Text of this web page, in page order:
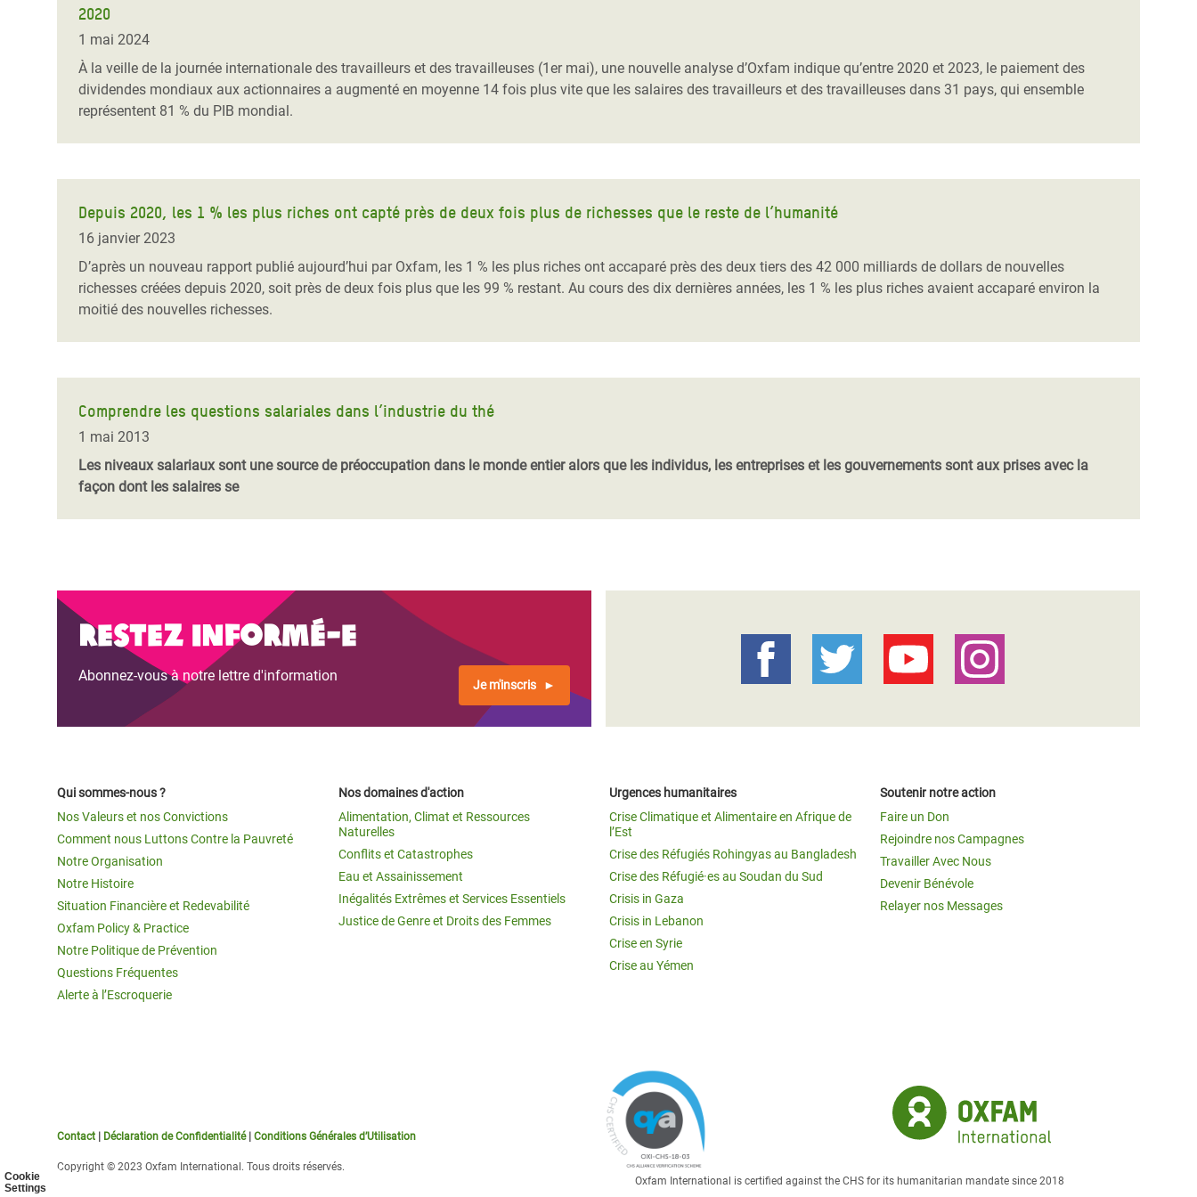
Cookie
Settings
Conflits et Catastrophes
Services Essentiels
Inequality and Rights in a
Digital Age
Gender, Rights, and Justice
l’Est
Crise au Yémen
Crise des Réfugiés Rohingyas
Crise des Réfugié·es au
Soudan du Sud
Crise en Syrie
#MonClimatMonAvenir
Derrière notre Alimentation
Les Violences Faites aux Femmes et aux
Filles, Ça Suffit !
2020
1 mai 2024
À la veille de la journée internationale des travailleurs et des travailleuses (1er mai), une nouvelle analyse d’Oxfam indique qu’entre 2020 et 2023, le paiement des
dividendes mondiaux aux actionnaires a augmenté en moyenne 14 fois plus vite que les salaires des travailleurs et des travailleuses dans 31 pays, qui ensemble
représentent 81 % du PIB mondial.
Depuis 2020, les 1 % les plus riches ont capté près de deux fois plus de richesses que le reste de l’humanité
16 janvier 2023
D’après un nouveau rapport publié aujourd’hui par Oxfam, les 1 % les plus riches ont accaparé près des deux tiers des 42 000 milliards de dollars de nouvelles
richesses créées depuis 2020, soit près de deux fois plus que les 99 % restant. Au cours des dix dernières années, les 1 % les plus riches avaient accaparé environ la
moitié des nouvelles richesses.
Comprendre les questions salariales dans l’industrie du thé
1 mai 2013
Les niveaux salariaux sont une source de préoccupation dans le monde entier alors que les individus, les entreprises et les gouvernements sont aux prises avec la
façon dont les salaires se
Restez informé-e
Abonnez-vous à notre lettre d'information
Je m'inscris
Qui sommes-nous ?
Nos Valeurs et nos Convictions
Comment nous Luttons Contre la Pauvreté
Notre Organisation
Notre Histoire
Situation Financière et Redevabilité
Oxfam Policy & Practice
Notre Politique de Prévention
Questions Fréquentes
Alerte à l’Escroquerie
Nos domaines d'action
Alimentation, Climat et Ressources
Naturelles
Conflits et Catastrophes
Eau et Assainissement
Inégalités Extrêmes et Services Essentiels
Justice de Genre et Droits des Femmes
Urgences humanitaires
Crise Climatique et Alimentaire en Afrique de
l’Est
Crise des Réfugiés Rohingyas au Bangladesh
Crise des Réfugié·es au Soudan du Sud
Crisis in Gaza
Crisis in Lebanon
Crise en Syrie
Crise au Yémen
Soutenir notre action
Faire un Don
Rejoindre nos Campagnes
Travailler Avec Nous
Devenir Bénévole
Relayer nos Messages
Contact Déclaration de Confidentialité| Conditions Générales d’Utilisation
Copyright © 2023 Oxfam International. Tous droits réservés.
Oxfam International is certified against the CHS for its humanitarian mandate since 2018